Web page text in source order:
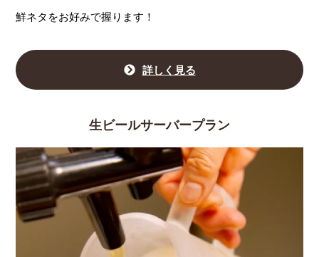
鮮ネタをお好みで握ります！
詳しく見る
生ビールサーバープラン